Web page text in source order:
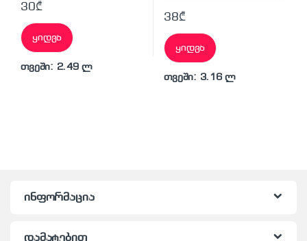
30₾
ყიდვა
თვეში: 2.49 ლ
38₾
ყიდვა
თვეში: 3.16 ლ
ინფორმაცია
დამატებით